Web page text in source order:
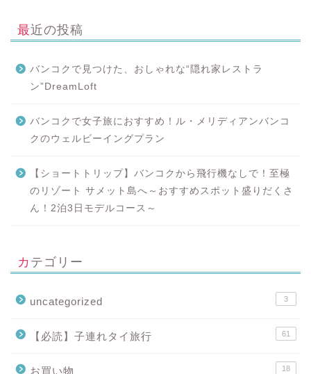
最近の投稿
バンコクで見つけた、おしゃれな“隠れ家レストラ
ン”DreamLoft
バンコクで女子旅におすすめ！ル・メリディアンバンコ
クのウェルビーイングプラン
【ショートトリップ】バンコクから飛行機なしで！至極
のリゾート サメット島へ～おすすめスポット盛りだくさ
ん！2泊3日モデルコース～
カテゴリー
uncategorized 3
【必読】子連れタイ旅行 61
お買い物 18